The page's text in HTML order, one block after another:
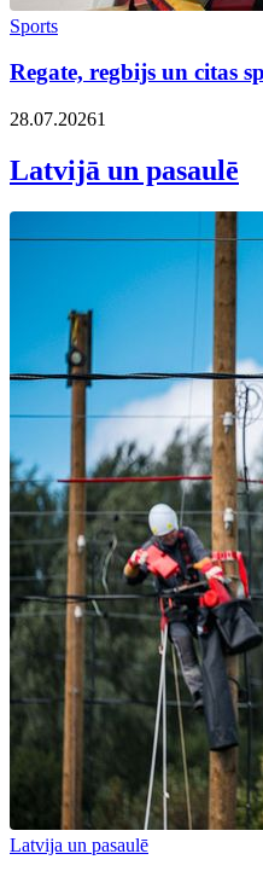
Sports
Regate, regbijs un citas
28.07.20261
Latvijā un pasaulē
Latvija un pasaulē